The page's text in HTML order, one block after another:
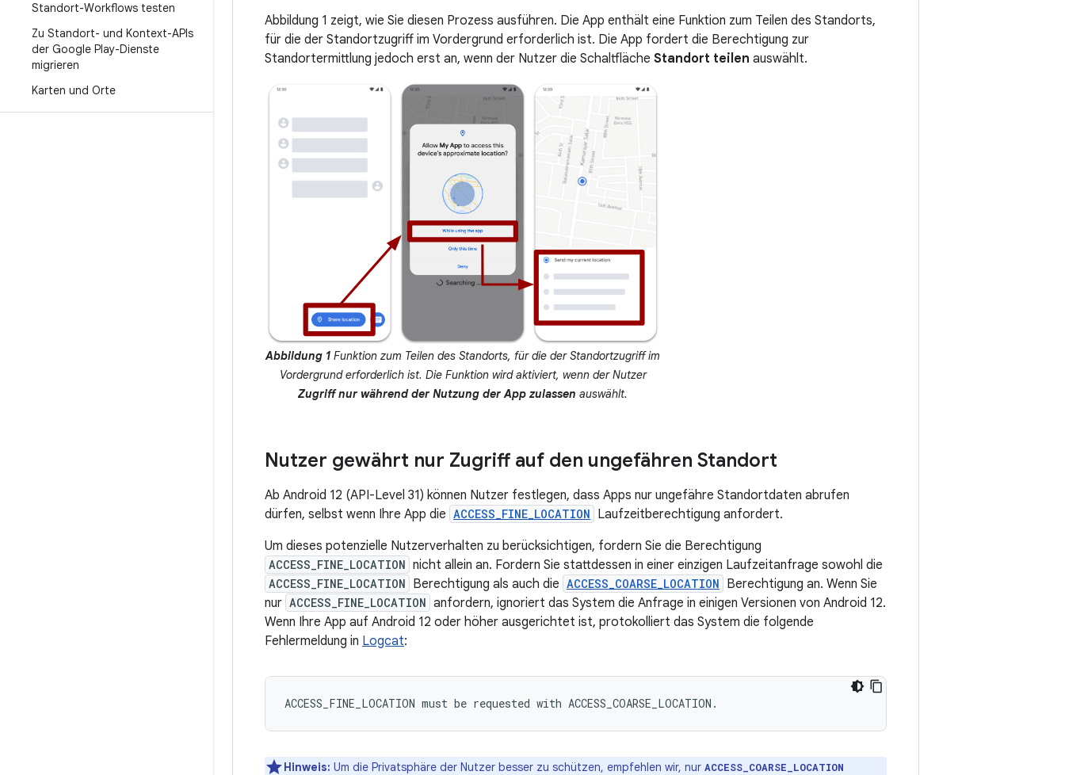
Standort-Workflows testen
Zu Standort- und Kontext-APIs
der Google Play-Dienste
migrieren
Karten und Orte
Abbildung 1 zeigt, wie Sie diesen Prozess ausführen. Die App enthält eine Funktion zum Teilen des Standorts,
für die der Standortzugriff im Vordergrund erforderlich ist. Die App fordert die Berechtigung zur
Standortermittlung jedoch erst an, wenn der Nutzer die Schaltfläche Standort teilen auswählt.
Abbildung 1 Funktion zum Teilen des Standorts, für die der Standortzugriff im
Vordergrund erforderlich ist. Die Funktion wird aktiviert, wenn der Nutzer
Zugriff nur während der Nutzung der App zulassen auswählt.
Nutzer gewährt nur Zugriff auf den ungefähren Standort
Ab Android 12 (API-Level 31) können Nutzer festlegen, dass Apps nur ungefähre Standortdaten abrufen
dürfen, selbst wenn Ihre App die ACCESS_FINE_LOCATION Laufzeitberechtigung anfordert.
Um dieses potenzielle Nutzerverhalten zu berücksichtigen, fordern Sie die Berechtigung
ACCESS_FINE_LOCATION nicht allein an. Fordern Sie stattdessen in einer einzigen Laufzeitanfrage sowohl die
ACCESS_FINE_LOCATION Berechtigung als auch die ACCESS_COARSE_LOCATION Berechtigung an. Wenn Sie
nur ACCESS_FINE_LOCATION anfordern, ignoriert das System die Anfrage in einigen Versionen von Android 12.
Wenn Ihre App auf Android 12 oder höher ausgerichtet ist, protokolliert das System die folgende
Fehlermeldung in Logcat:
Hinweis: Um die Privatsphäre der Nutzer besser zu schützen, empfehlen wir, nur ACCESS_COARSE_LOCATION